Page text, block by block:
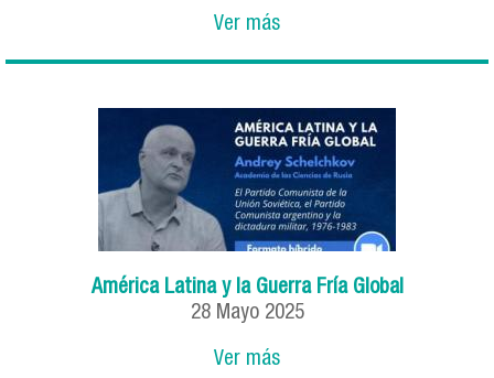
Ver más
América Latina y la Guerra Fría Global
28 Mayo 2025
Ver más